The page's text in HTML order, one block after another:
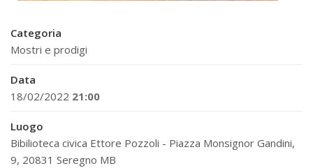
Categoria
Mostri e prodigi
Data
18/02/2022 21:00
Luogo
Bibilioteca civica Ettore Pozzoli - Piazza Monsignor Gandini,
9, 20831 Seregno MB